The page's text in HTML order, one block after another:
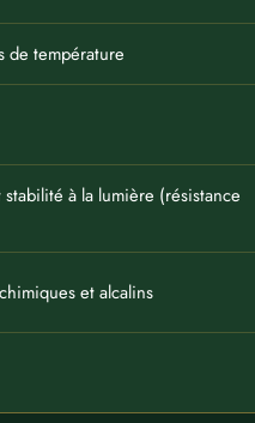
de température
à la lumière (résistance
et alcalins